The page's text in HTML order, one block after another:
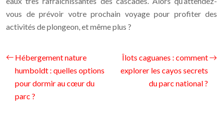
vous de prévoir votre prochain voyage pour profiter des
activités de plongeon, et même plus ?
Hébergement nature
humboldt : quelles options
pour dormir au cœur du
parc ?
Îlots caguanes : comment
explorer les cayos secrets
du parc national ?